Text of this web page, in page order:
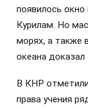
появилось
Курилам. Но
морях, а также
океана доказал
В КНР
права учения